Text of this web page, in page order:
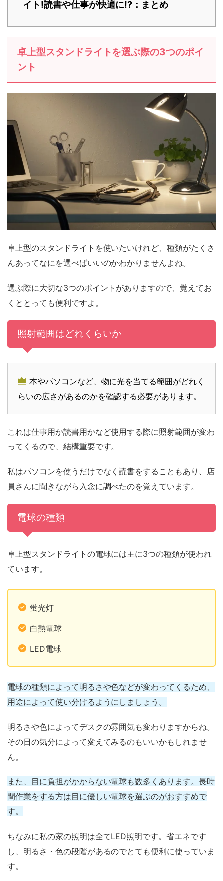
イト!読書や仕事が快適に!?：まとめ
卓上型スタンドライトを選ぶ際の3つのポイ
ント
卓上型のスタンドライトを使いたいけれど、種類がたくさ
んあってなにを選べばいいのかわかりませんよね。
選ぶ際に大切な3つのポイントがありますので、覚えてお
くととっても便利ですよ。
照射範囲はどれくらいか
本やパソコンなど、物に光を当てる範囲がどれく
らいの広さがあるのかを確認する必要があります。
これは仕事用か読書用かなど使用する際に照射範囲が変わ
ってくるので、結構重要です。
私はパソコンを使うだけでなく読書をすることもあり、店
員さんに聞きながら入念に調べたのを覚えています。
電球の種類
卓上型スタンドライトの電球には主に3つの種類が使われ
ています。
蛍光灯
白熱電球
LED電球
電球の種類によって明るさや色などが変わってくるため、
用途によって使い分けるようにしましょう。
明るさや色によってデスクの雰囲気も変わりますからね。
その日の気分によって変えてみるのもいいかもしれませ
ん。
また、目に負担がかからない電球も数多くあります。長時
間作業をする方は目に優しい電球を選ぶのがおすすめで
す。
ちなみに私の家の照明は全てLED照明です。省エネです
し、明るさ・色の段階があるのでとても便利に使っていま
す。